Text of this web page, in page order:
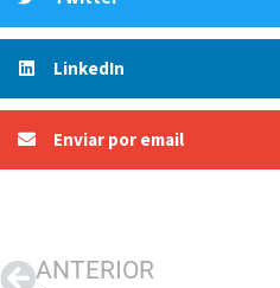
LinkedIn
Enviar por email
ANTERIOR